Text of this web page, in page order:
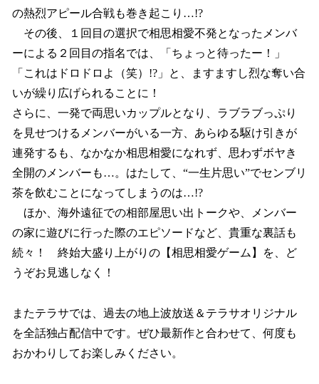
の熱烈アピール合戦も巻き起こり…!?
その後、１回目の選択で相思相愛不発となったメンバ
ーによる２回目の指名では、「ちょっと待ったー！」
「これはドロドロよ（笑）!?」と、ますますし烈な奪い合
いが繰り広げられることに！
さらに、一発で両思いカップルとなり、ラブラブっぷり
を見せつけるメンバーがいる一方、あらゆる駆け引きが
連発するも、なかなか相思相愛になれず、思わずボヤき
全開のメンバーも…。はたして、“一生片思い”でセンブリ
茶を飲むことになってしまうのは…!?
ほか、海外遠征での相部屋思い出トークや、メンバー
の家に遊びに行った際のエピソードなど、貴重な裏話も
続々！ 終始大盛り上がりの【相思相愛ゲーム】を、ど
うぞお見逃しなく！
またテラサでは、過去の地上波放送＆テラサオリジナル
を全話独占配信中です。ぜひ最新作と合わせて、何度も
おかわりしてお楽しみください。